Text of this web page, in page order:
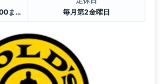
24:00間営業日・祝は20:00まで翌日10:00からの営業となります.
毎月第2金曜日